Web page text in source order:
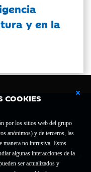
COOKIES
por los sitios web del grupo
anónimos) y de terceros, las
manera no intrusiva. Estos
algunas interacciones de la
ser actualizados y
y en la
Cultura y Deporte con el nº